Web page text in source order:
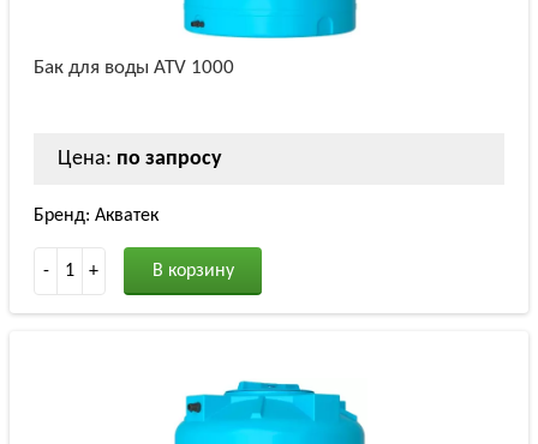
Бак для воды ATV 1000
Цена: по запросу
Бренд: Акватек
- 1 + В корзину